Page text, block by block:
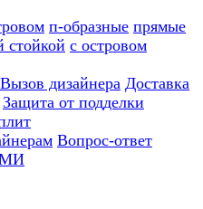
п-образные прямые
стойкой с островом
Вызов дизайнера Доставка
Защита от подделки
Вопрос-ответ